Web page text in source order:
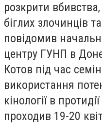
розкрити
біглих злочинців
повідомив
центру ГУНП в
Котов під час
використання
кінології в
проходив 19-20